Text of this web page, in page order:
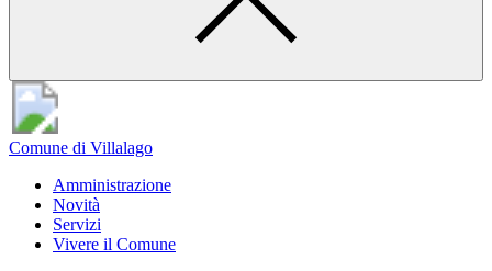
Comune di Villalago
Amministrazione
Novità
Servizi
Vivere il Comune